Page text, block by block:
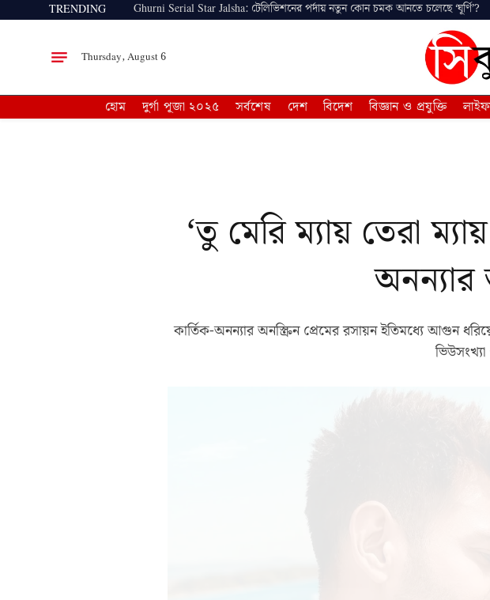
TRENDING Ghurni Serial Star Jalsha: টেলিভিশনের পর্দায় নতুন কোন চমক আনতে চলেছে ‘ঘূর্ণি’?
Thursday, August 6
হোম দুর্গা পূজা ২০২৫ সর্বশেষ দেশ বিদেশ বিজ্ঞান ও প্রযুক্তি
‘তু মেরি ম্যায় তেরা
অনন্যার
কার্তিক-অনন্যার অনস্ক্রিন প্রেমের রসায়ন ইতিমধ্যে আগুন